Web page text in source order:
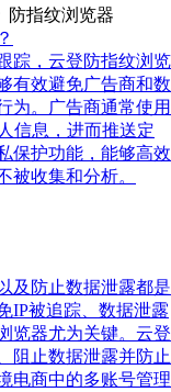
防指纹浏览器
踪，云登防指纹浏览
有效避免广告商和数
为。广告商通常使用
信息，进而推送定
保护功能，能够高效
被收集和分析。
及防止数据泄露都是
IP被追踪、数据泄露
览器尤为关键。云登
阻止数据泄露并防止
电商中的多账号管理